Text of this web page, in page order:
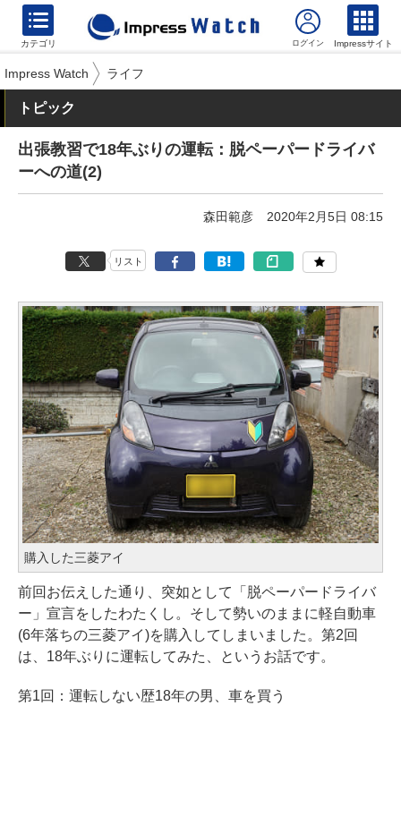
カテゴリ Impressサイト
Impress Watch ライフ
トピック
出張教習で18年ぶりの運転：脱ペーパードライバ
ーへの道(2)
森田範彦 2020年2月5日 08:15
リスト
購入した三菱アイ
前回お伝えした通り、突如として「脱ペーパードライバ
ー」宣言をしたわたくし。そして勢いのままに軽自動車
(6年落ちの三菱アイ)を購入してしまいました。第2回
は、18年ぶりに運転してみた、というお話です。
第1回：運転しない歴18年の男、車を買う